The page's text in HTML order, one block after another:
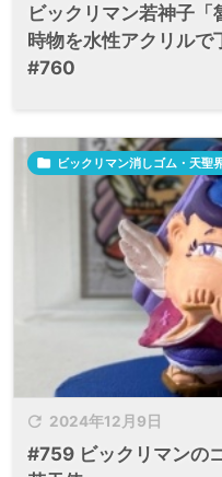
ビックリマン若神子
時物を水性アクリルで
#760
 2024年12月9日
 ビックリマン消しゴム・天聖
#759 ビックリマンの